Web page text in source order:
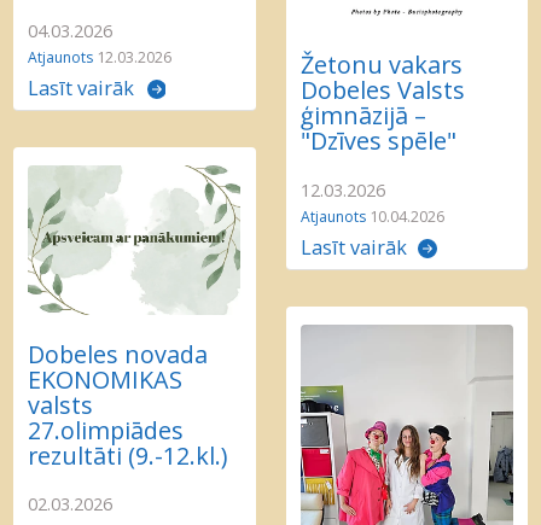
Žetonu vakars
Dobeles Valsts
ģimnāzijā –
"Dzīves spēle"
12.03.2026
Atjaunots 10.04.2026
Lasīt vairāk
04.03.2026
Atjaunots 12.03.2026
Lasīt vairāk
Dobeles novada
EKONOMIKAS
valsts
27.olimpiādes
rezultāti (9.-12.kl.)
02.03.2026